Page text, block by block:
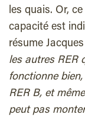
les quais. Or,
capacité est
résume
les autres RER
fonctionne
RER B, et
peut pas